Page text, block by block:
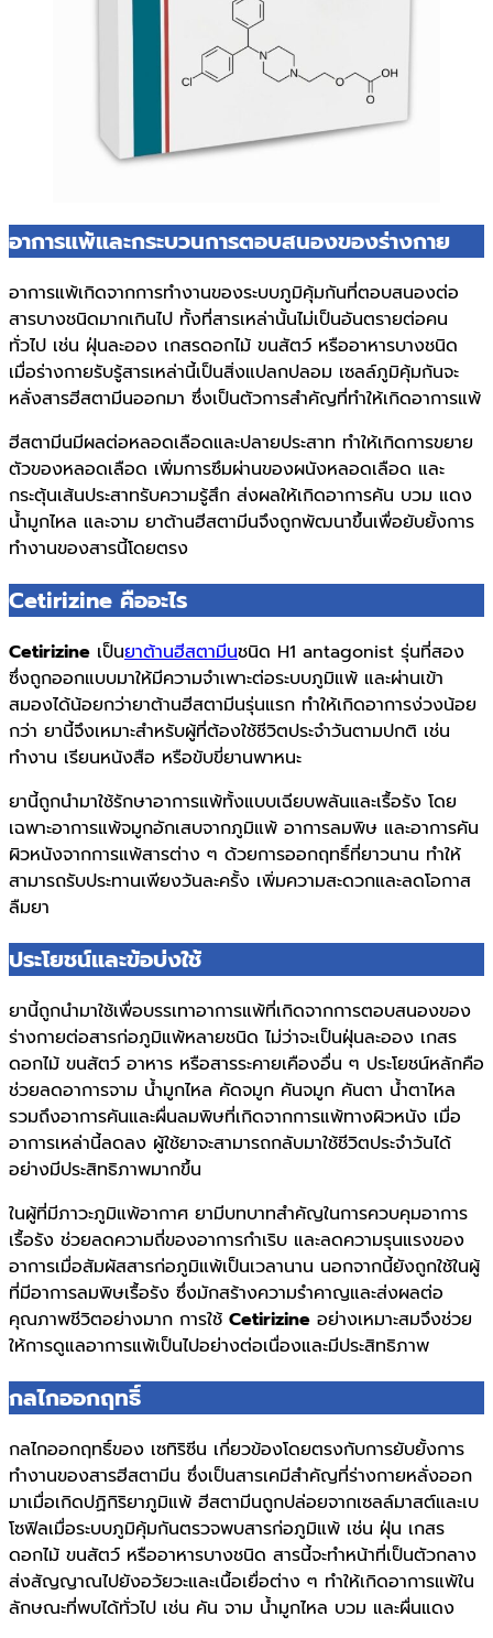
อาการแพ้และกระบวนการตอบสนองของร่างกาย
อาการแพ้เกิดจากการทำงานของระบบภูมิคุ้มกันที่ตอบสนองต่อ
สารบางชนิดมากเกินไป ทั้งที่สารเหล่านั้นไม่เป็นอันตรายต่อคน
ทั่วไป เช่น ฝุ่นละออง เกสรดอกไม้ ขนสัตว์ หรืออาหารบางชนิด
เมื่อร่างกายรับรู้สารเหล่านี้เป็นสิ่งแปลกปลอม เซลล์ภูมิคุ้มกันจะ
หลั่งสารฮีสตามีนออกมา ซึ่งเป็นตัวการสำคัญที่ทำให้เกิดอาการแพ้
ฮีสตามีนมีผลต่อหลอดเลือดและปลายประสาท ทำให้เกิดการขยาย
ตัวของหลอดเลือด เพิ่มการซึมผ่านของผนังหลอดเลือด และ
กระตุ้นเส้นประสาทรับความรู้สึก ส่งผลให้เกิดอาการคัน บวม แดง
น้ำมูกไหล และจาม ยาต้านฮีสตามีนจึงถูกพัฒนาขึ้นเพื่อยับยั้งการ
ทำงานของสารนี้โดยตรง
Cetirizine คืออะไร
Cetirizine เป็นยาต้านฮีสตามีนชนิด H1 antagonist รุ่นที่สอง
ซึ่งถูกออกแบบมาให้มีความจำเพาะต่อระบบภูมิแพ้ และผ่านเข้า
สมองได้น้อยกว่ายาต้านฮีสตามีนรุ่นแรก ทำให้เกิดอาการง่วงน้อย
กว่า ยานี้จึงเหมาะสำหรับผู้ที่ต้องใช้ชีวิตประจำวันตามปกติ เช่น
ทำงาน เรียนหนังสือ หรือขับขี่ยานพาหนะ
ยานี้ถูกนำมาใช้รักษาอาการแพ้ทั้งแบบเฉียบพลันและเรื้อรัง โดย
เฉพาะอาการแพ้จมูกอักเสบจากภูมิแพ้ อาการลมพิษ และอาการคัน
ผิวหนังจากการแพ้สารต่าง ๆ ด้วยการออกฤทธิ์ที่ยาวนาน ทำให้
สามารถรับประทานเพียงวันละครั้ง เพิ่มความสะดวกและลดโอกาส
ลืมยา
ประโยชน์และข้อบ่งใช้
ยานี้ถูกนำมาใช้เพื่อบรรเทาอาการแพ้ที่เกิดจากการตอบสนองของ
ร่างกายต่อสารก่อภูมิแพ้หลายชนิด ไม่ว่าจะเป็นฝุ่นละออง เกสร
ดอกไม้ ขนสัตว์ อาหาร หรือสารระคายเคืองอื่น ๆ ประโยชน์หลักคือ
ช่วยลดอาการจาม น้ำมูกไหล คัดจมูก คันจมูก คันตา น้ำตาไหล
รวมถึงอาการคันและผื่นลมพิษที่เกิดจากการแพ้ทางผิวหนัง เมื่อ
อาการเหล่านี้ลดลง ผู้ใช้ยาจะสามารถกลับมาใช้ชีวิตประจำวันได้
อย่างมีประสิทธิภาพมากขึ้น
ในผู้ที่มีภาวะภูมิแพ้อากาศ ยามีบทบาทสำคัญในการควบคุมอาการ
เรื้อรัง ช่วยลดความถี่ของอาการกำเริบ และลดความรุนแรงของ
อาการเมื่อสัมผัสสารก่อภูมิแพ้เป็นเวลานาน นอกจากนี้ยังถูกใช้ในผู้
ที่มีอาการลมพิษเรื้อรัง ซึ่งมักสร้างความรำคาญและส่งผลต่อ
คุณภาพชีวิตอย่างมาก การใช้ Cetirizine อย่างเหมาะสมจึงช่วย
ให้การดูแลอาการแพ้เป็นไปอย่างต่อเนื่องและมีประสิทธิภาพ
กลไกออกฤทธิ์
กลไกออกฤทธิ์ของ เซทิริซีน เกี่ยวข้องโดยตรงกับการยับยั้งการ
ทำงานของสารฮีสตามีน ซึ่งเป็นสารเคมีสำคัญที่ร่างกายหลั่งออก
มาเมื่อเกิดปฏิกิริยาภูมิแพ้ ฮีสตามีนถูกปล่อยจากเซลล์มาสต์และเบ
โซฟิลเมื่อระบบภูมิคุ้มกันตรวจพบสารก่อภูมิแพ้ เช่น ฝุ่น เกสร
ดอกไม้ ขนสัตว์ หรืออาหารบางชนิด สารนี้จะทำหน้าที่เป็นตัวกลาง
ส่งสัญญาณไปยังอวัยวะและเนื้อเยื่อต่าง ๆ ทำให้เกิดอาการแพ้ใน
ลักษณะที่พบได้ทั่วไป เช่น คัน จาม น้ำมูกไหล บวม และผื่นแดง